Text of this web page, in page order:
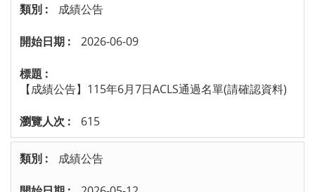
成績公告
2026-06-09
【成績公告】115年6月7日ACLS通過名單(請確認資料)
615
成績公告